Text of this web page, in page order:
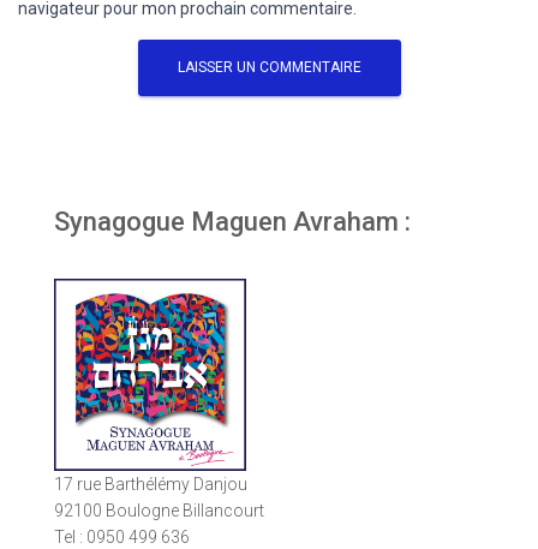
navigateur pour mon prochain commentaire.
Synagogue Maguen Avraham :
17 rue Barthélémy Danjou
92100 Boulogne Billancourt
Tel : 0950 499 636